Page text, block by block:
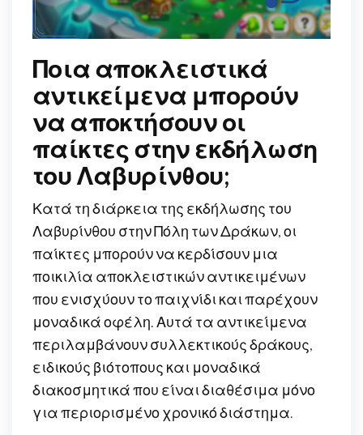
Ποια αποκλειστικά
αντικείμενα μπορούν
να αποκτήσουν οι
παίκτες στην εκδήλωση
του Λαβυρίνθου;
Κατά τη διάρκεια της εκδήλωσης του
Λαβυρίνθου στην Πόλη των Δράκων, οι
παίκτες μπορούν να κερδίσουν μια
ποικιλία αποκλειστικών αντικειμένων
που ενισχύουν το παιχνίδι και παρέχουν
μοναδικά οφέλη. Αυτά τα αντικείμενα
περιλαμβάνουν συλλεκτικούς δράκους,
ειδικούς βιότοπους και μοναδικά
διακοσμητικά που είναι διαθέσιμα μόνο
για περιορισμένο χρονικό διάστημα.